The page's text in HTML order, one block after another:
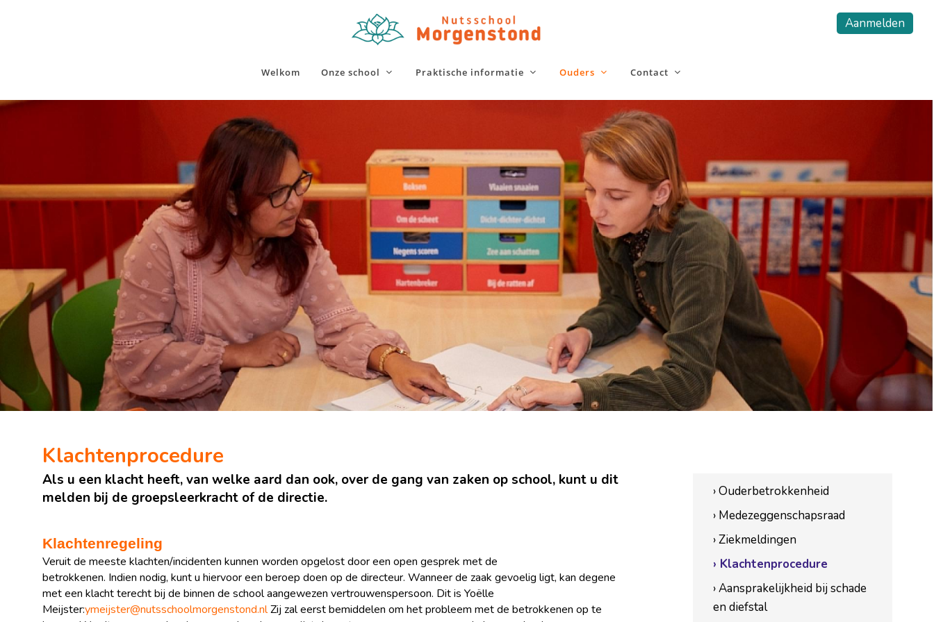
Aanmelden
Welkom Onze school Praktische informatie Ouders Contact
Klachtenprocedure
Als u een klacht heeft, van welke aard dan ook, over de gang van zaken op school, kunt u dit
melden bij de groepsleerkracht of de directie.
Klachtenregeling
Veruit de meeste klachten/incidenten kunnen worden opgelost door een open gesprek met de
betrokkenen. Indien nodig, kunt u hiervoor een beroep doen op de directeur. Wanneer de zaak gevoelig ligt, kan degene
met een klacht terecht bij de binnen de school aangewezen vertrouwenspersoon. Dit is Yoëlle
Meijster:ymeijster@nutsschoolmorgenstond.nlZij zal eerst bemiddelen om het probleem met de betrokkenen op te
› Ouderbetrokkenheid
› Medezeggenschapsraad
› Ziekmeldingen
› Klachtenprocedure
› Aansprakelijkheid bij schade
en diefstal